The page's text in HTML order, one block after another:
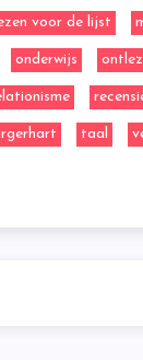
voor de lijst
onderwijs
taal